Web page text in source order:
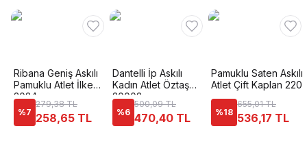
Ribana Geniş Askılı
Pamuklu Atlet İlke
2024
%7
279,38 TL
258,65 TL
Dantelli İp Askılı
Kadın Atlet Öztaş
20002
%6
500,09 TL
470,40 TL
Pamuklu Saten Askılı
Atlet Çift Kaplan 220
%18
655,01 TL
536,17 TL